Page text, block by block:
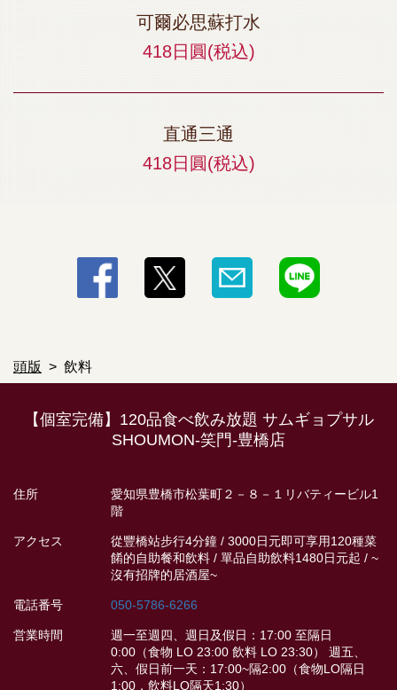
可爾必思蘇打水
418日圓(税込)
直通三通
418日圓(税込)
頭版 飲料
【個室完備】120品食べ飲み放題 サムギョプサル
SHOUMON‐笑門‐豊橋店
住所
愛知県豊橋市松葉町２－８－１リバティービル1
階
アクセス
從豐橋站步行4分鐘 / 3000日元即可享用120種菜
餚的自助餐和飲料 / 單品自助飲料1480日元起 / ~
沒有招牌的居酒屋~
電話番号 050-5786-6266
営業時間
週一至週四、週日及假日：17:00 至隔日
0:00（食物 LO 23:00 飲料 LO 23:30） 週五、
六、假日前一天：17:00~隔2:00（食物LO隔日
1:00，飲料LO隔天1:30）